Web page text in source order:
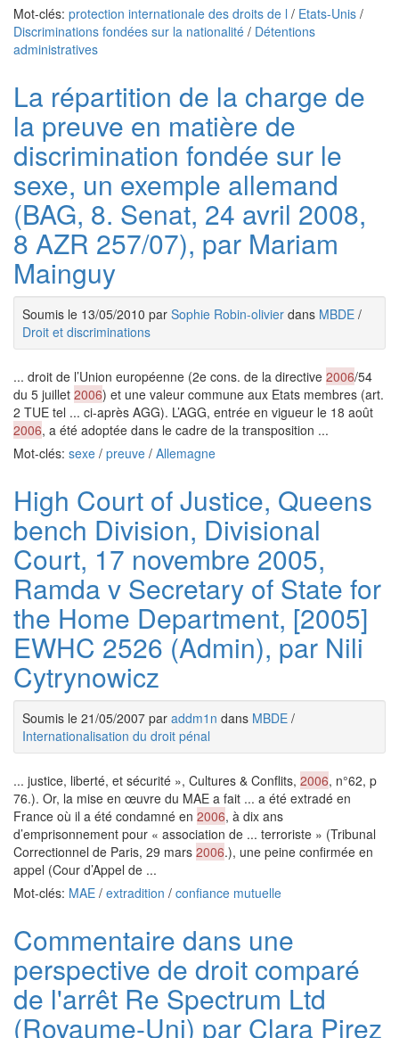
Mot-clés: protection internationale des droits de l / Etats-Unis /
Discriminations fondées sur la nationalité / Détentions
administratives
La répartition de la charge de
la preuve en matière de
discrimination fondée sur le
sexe, un exemple allemand
(BAG, 8. Senat, 24 avril 2008,
8 AZR 257/07), par Mariam
Mainguy
Soumis le 13/05/2010 par Sophie Robin-olivier dans MBDE /
Droit et discriminations
... droit de l’Union européenne (2e cons. de la directive 2006/54
du 5 juillet 2006) et une valeur commune aux Etats membres (art.
2 TUE tel ... ci-après AGG). L’AGG, entrée en vigueur le 18 août
2006, a été adoptée dans le cadre de la transposition ...
Mot-clés: sexe / preuve / Allemagne
High Court of Justice, Queens
bench Division, Divisional
Court, 17 novembre 2005,
Ramda v Secretary of State for
the Home Department, [2005]
EWHC 2526 (Admin), par Nili
Cytrynowicz
Soumis le 21/05/2007 par addm1n dans MBDE /
Internationalisation du droit pénal
... justice, liberté, et sécurité », Cultures & Conflits, 2006, n°62, p
76.). Or, la mise en œuvre du MAE a fait ... a été extradé en
France où il a été condamné en 2006, à dix ans
d’emprisonnement pour « association de ... terroriste » (Tribunal
Correctionnel de Paris, 29 mars 2006.), une peine confirmée en
appel (Cour d’Appel de ...
Mot-clés: MAE / extradition / confiance mutuelle
Commentaire dans une
perspective de droit comparé
de l'arrêt Re Spectrum Ltd
(Royaume-Uni) par Clara Pirez